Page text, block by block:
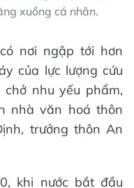
xuồng cá nhân.
nơi ngập tới hơn
của lực lượng cứu
nhu yếu phẩm,
nhà văn hoá thôn
trưởng thôn An
khi nước bắt đầu